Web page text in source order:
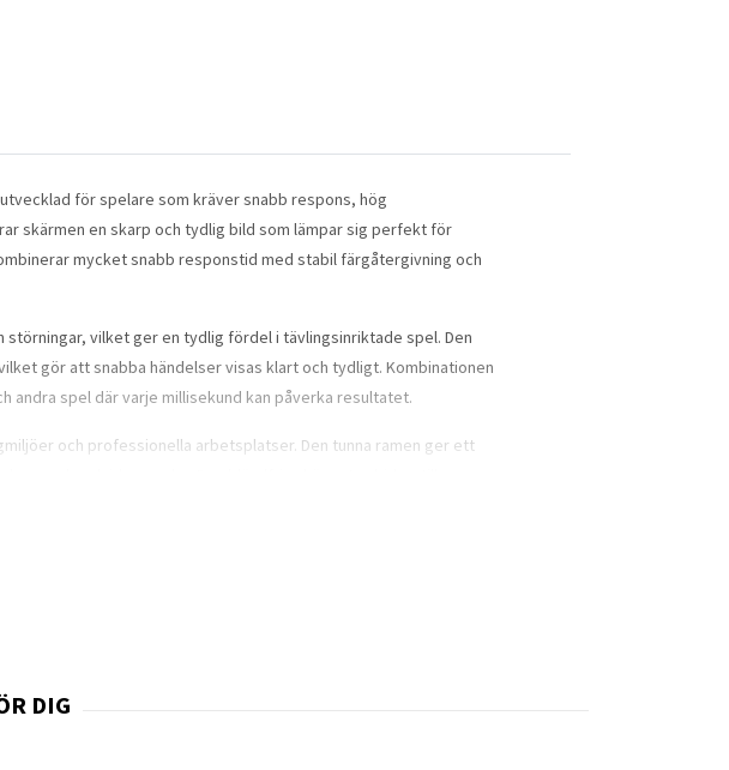
för spelare som kräver snabb respons, hög
skärmen en skarp och tydlig bild som lämpar sig perfekt för
mycket snabb responstid med stabil färgåtergivning och
vilket ger en tydlig fördel i tävlingsinriktade spel. Den
gör att snabba händelser visas klart och tydligt. Kombinationen
andra spel där varje millisekund kan påverka resultatet.
och professionella arbetsplatser. Den tunna ramen ger ett
bredvid varandra. Den bländfria skärmytan bidrar till
och gör det möjligt att skapa en ergonomiskt korrekt